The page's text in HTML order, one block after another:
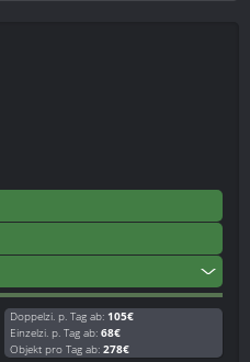
Doppelzi. p. Tag ab: 105€
Einzelzi. p. Tag ab: 68€
Objekt pro Tag ab: 278€